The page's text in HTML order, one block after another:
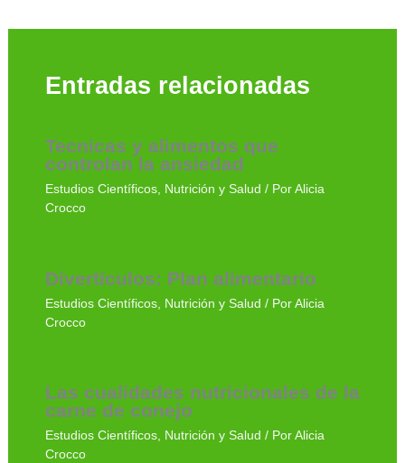
Entradas relacionadas
Tecnicas y alimentos que
controlan la ansiedad
Estudios Científicos, Nutrición y Salud / Por Alicia
Crocco
Divertículos: Plan alimentario
Estudios Científicos, Nutrición y Salud / Por Alicia
Crocco
Las cualidades nutricionales de la
carne de conejo
Estudios Científicos, Nutrición y Salud / Por Alicia
Crocco